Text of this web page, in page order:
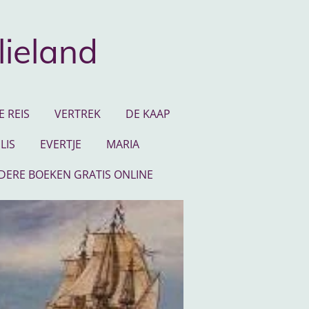
REIS VERTREK
DE KAAP
EVERTJE
MARIA
BOEKEN GRATIS ONLINE